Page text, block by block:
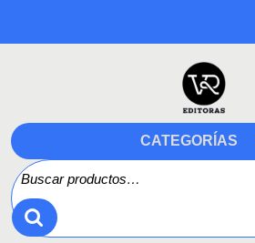
contenido
CATEGORÍAS
Buscar por: